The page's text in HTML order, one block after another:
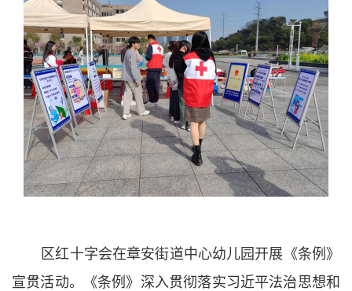
区红十字会在章安街道中心幼儿园开展《条例》
宣贯活动。《条例》深入贯彻落实习近平法治思想和